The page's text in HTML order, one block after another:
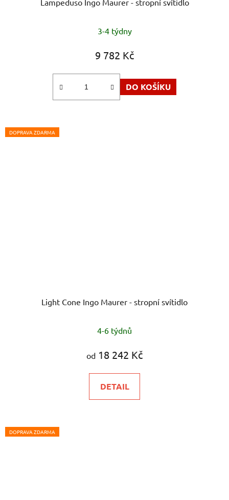
3-4 týdny
9 782 Kč
DO KOŠÍKU
DOPRAVA ZDARMA
Light Cone Ingo Maurer - stropní svítidlo
4-6 týdnů
od 18 242 Kč
DETAIL
DOPRAVA ZDARMA